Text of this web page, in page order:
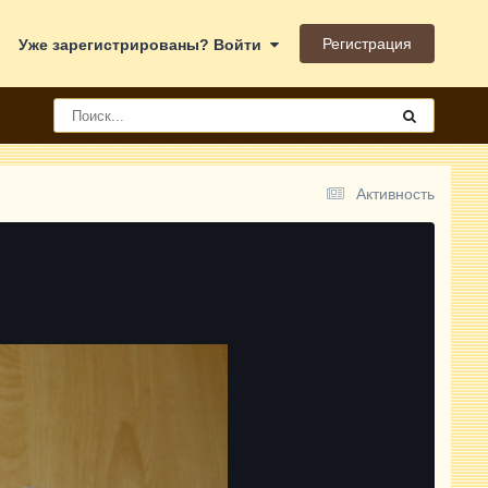
Уже зарегистрированы? Войти Регистрация
Активность